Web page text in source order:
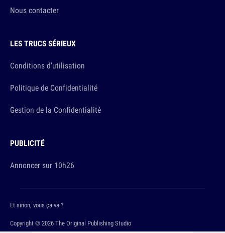
Nous contacter
LES TRUCS SÉRIEUX
Conditions d'utilisation
Politique de Confidentialité
Gestion de la Confidentialité
PUBLICITÉ
Annoncer sur 10h26
Copyright © 2026 The Original Publishing Studio
Et sinon, vous ça va ?